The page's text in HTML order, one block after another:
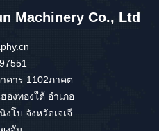
Machinery Co., Ltd
คาร 1102ภาคต
องทองใต้ อําเภอ
งโบ จังหวัดเจเจี